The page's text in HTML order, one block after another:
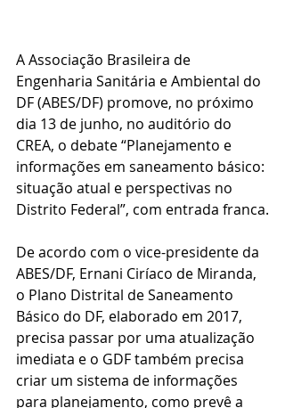
A Associação Brasileira de
Engenharia Sanitária e Ambiental do
DF (ABES/DF) promove, no próximo
dia 13 de junho, no auditório do
CREA, o debate “Planejamento e
informações em saneamento básico:
situação atual e perspectivas no
Distrito Federal”, com entrada franca.
De acordo com o vice-presidente da
ABES/DF, Ernani Ciríaco de Miranda,
o Plano Distrital de Saneamento
Básico do DF, elaborado em 2017,
precisa passar por uma atualização
imediata e o GDF também precisa
criar um sistema de informações
para planejamento, como prevê a